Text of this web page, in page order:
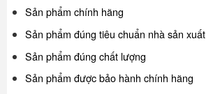
Sản phẩm chính hãng
Sản phẩm đúng tiêu chuẩn nhà sản xuất
Sản phẩm đúng chất lượng
Sản phẩm được bảo hành chính hãng